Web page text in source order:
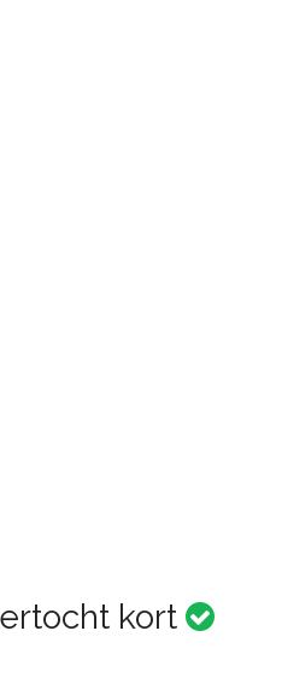
kort